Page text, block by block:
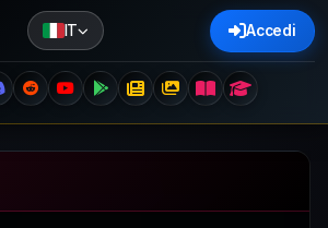
IT Accedi